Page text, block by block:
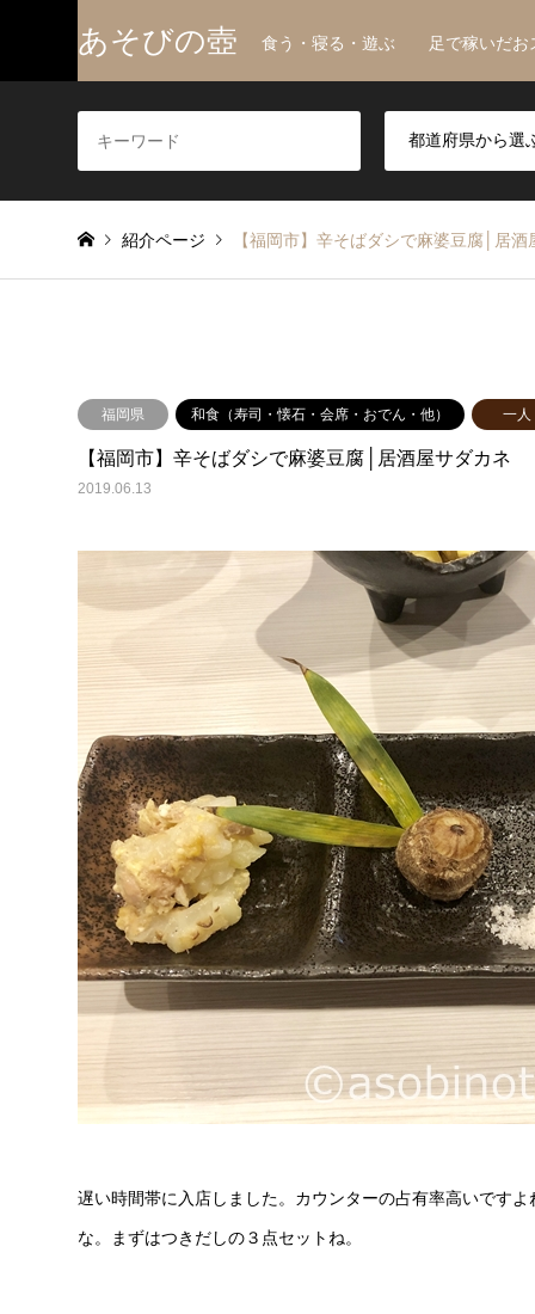
あそびの壺 食う・寝る・遊ぶ 足で稼いだお
紹介ページ 【福岡市】辛そばダシで麻婆豆腐│居酒
福岡県 和食（寿司・懐石・会席・おでん・他） 一人
【福岡市】辛そばダシで麻婆豆腐│居酒屋サダカネ
2019.06.13
遅い時間帯に入店しました。カウンターの占有率高いです
な。まずはつきだしの３点セットね。